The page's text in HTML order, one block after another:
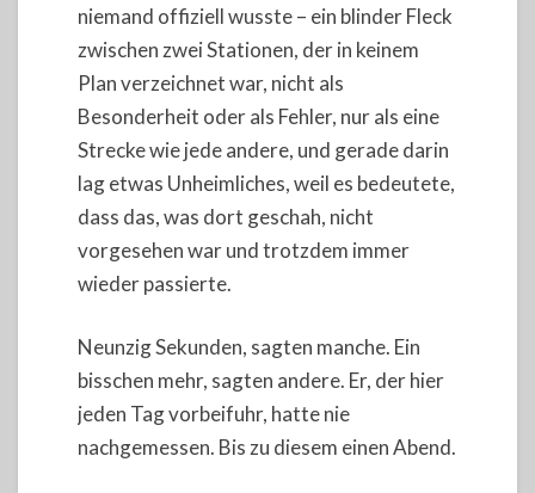
niemand offiziell wusste – ein blinder Fleck
zwischen zwei Stationen, der in keinem
Plan verzeichnet war, nicht als
Besonderheit oder als Fehler, nur als eine
Strecke wie jede andere, und gerade darin
lag etwas Unheimliches, weil es bedeutete,
dass das, was dort geschah, nicht
vorgesehen war und trotzdem immer
wieder passierte.
Neunzig Sekunden, sagten manche. Ein
bisschen mehr, sagten andere. Er, der hier
jeden Tag vorbeifuhr, hatte nie
nachgemessen. Bis zu diesem einen Abend.